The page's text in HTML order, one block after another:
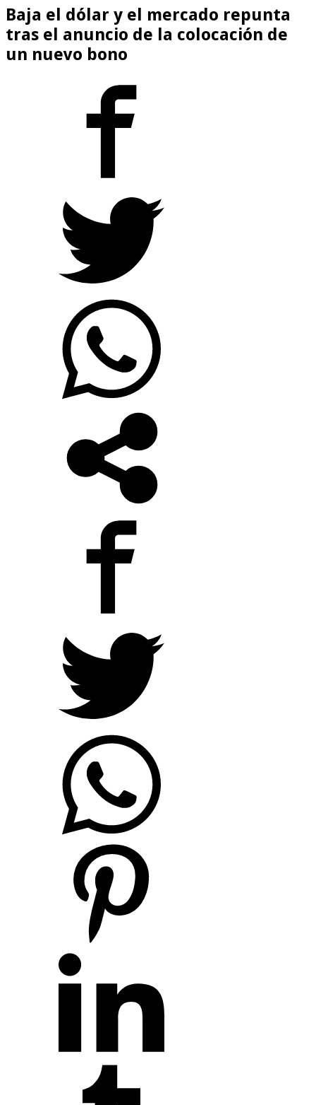
Baja el dólar y el mercado repunta
tras el anuncio de la colocación de
un nuevo bono